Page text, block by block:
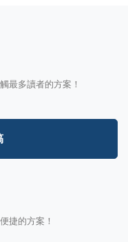
最多讀者的方案！
捷的方案！